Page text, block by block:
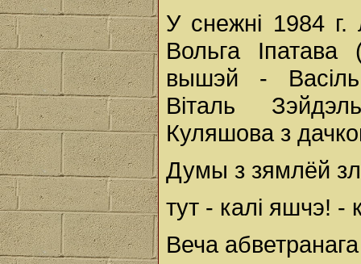
У снежні 1984 г.
Вольга
вышэй - Васіль
Віталь
Куляшова з
Думы з зямлёй
тут - калі яшчэ! -
Веча